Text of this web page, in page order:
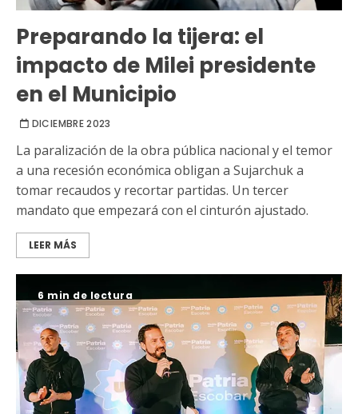
Preparando la tijera: el
impacto de Milei presidente
en el Municipio
DICIEMBRE 2023
La paralización de la obra pública nacional y el temor
a una recesión económica obligan a Sujarchuk a
tomar recaudos y recortar partidas. Un tercer
mandato que empezará con el cinturón ajustado.
LEER MÁS
6 min de lectura